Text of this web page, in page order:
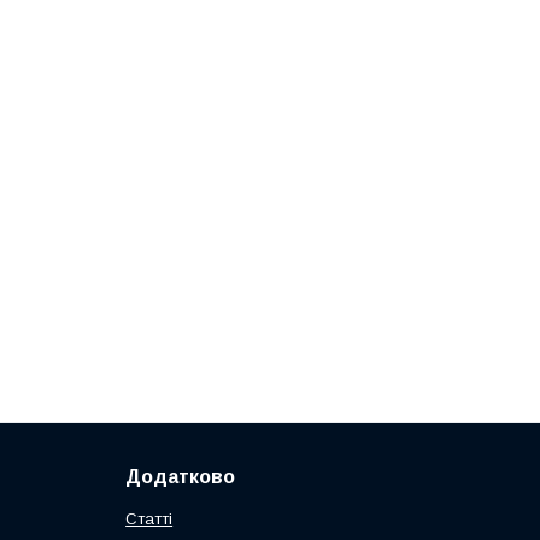
Додатково
Статті